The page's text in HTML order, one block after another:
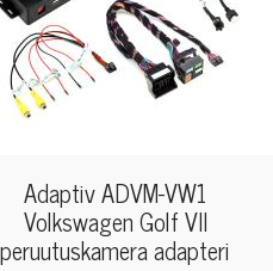
Adaptiv ADVM-VW1
Volkswagen Golf VII
peruutuskamera adapteri